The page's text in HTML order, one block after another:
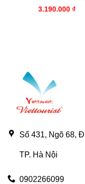
3.190.000 ₫
Số 431, Ngõ 68,
TP. Hà Nội
0902266099